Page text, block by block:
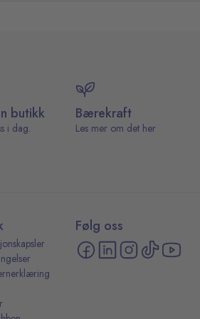
butikk
i dag.
Bærekraft
Les mer om det her
Følg oss